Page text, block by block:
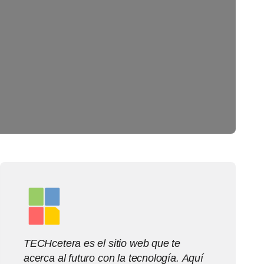
TECHcetera es el sitio web que te
acerca al futuro con la tecnología. Aquí